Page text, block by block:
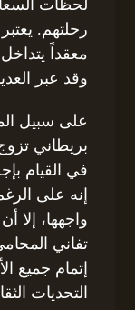
لحظات
رحلتهم.
معقداً
وقد عبر
على سبيل
بريطاني
في القيام
واجهها،
تفاني
إتمام جميع
التحديات